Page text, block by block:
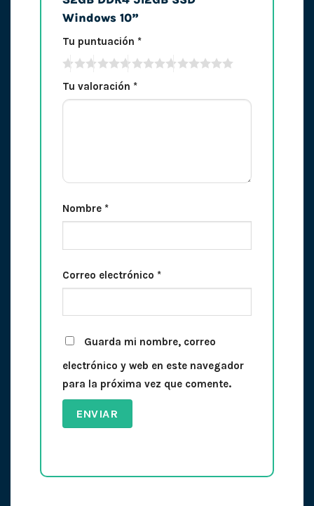
Windows 10”
Tu puntuación *
Tu valoración *
Nombre *
Correo electrónico *
Guarda mi nombre, correo
electrónico y web en este navegador
para la próxima vez que comente.